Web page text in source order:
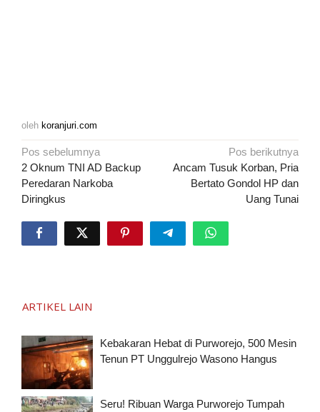
oleh koranjuri.com
Navigasi
pos
Pos sebelumnya
2 Oknum TNI AD Backup
Peredaran Narkoba
Diringkus
Pos berikutnya
Ancam Tusuk Korban, Pria
Bertato Gondol HP dan
Uang Tunai
ARTIKEL LAIN
Kebakaran Hebat di Purworejo, 500 Mesin
Tenun PT Unggulrejo Wasono Hangus
Seru! Ribuan Warga Purworejo Tumpah